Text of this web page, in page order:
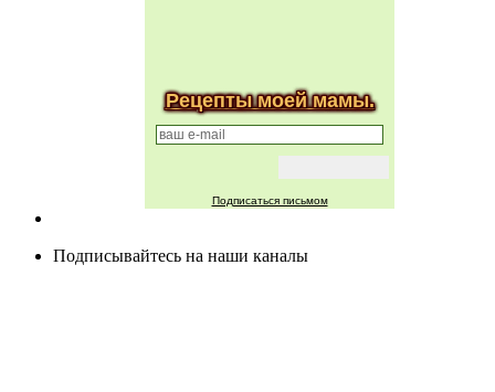
Рецепты моей мамы.
Подписаться письмом
Подписывайтесь на наши каналы